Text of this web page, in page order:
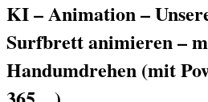
KI – Animation –
Surfbrett animieren –
Handumdrehen (mit